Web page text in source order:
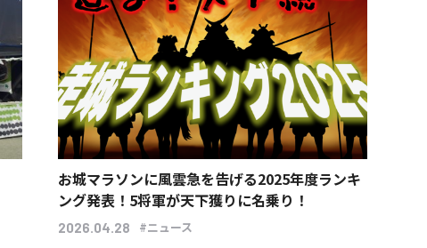
お城マラソンに風雲急を告げる2025年度ランキ
ング発表！5将軍が天下獲りに名乗り！
2026.04.28 #ニュース